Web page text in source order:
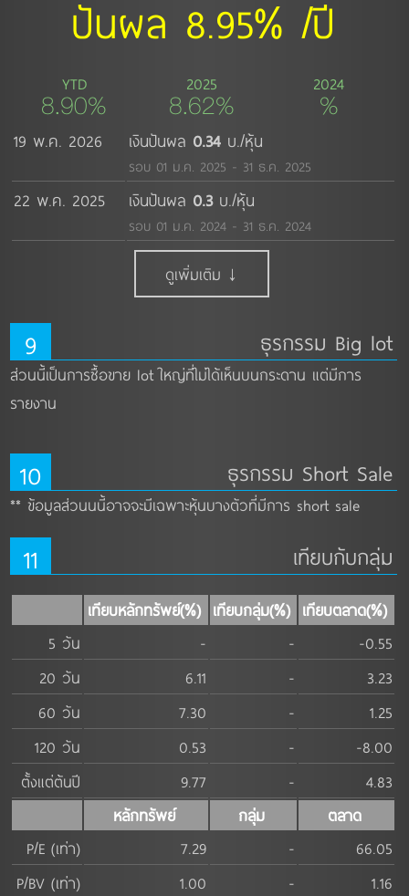
ปันผล 8.95% /ปี
YTD
8.90%
2025
8.62%
2024
%
19 พ.ค. 2026 เงินปันผล 0.34 บ./หุ้น
รอบ 01 ม.ค. 2025 - 31 ธ.ค. 2025
22 พ.ค. 2025 เงินปันผล 0.3บ./หุ้น
รอบ 01 ม.ค. 2024 - 31 ธ.ค. 2024
ดูเพิ่มเติม ↓
9 ธุรกรรม Big lot
ส่วนนี้เป็นการซื้อขาย lot ใหญ่ที่ไม่ได้เห็นบนกระดาน แต่มีการ
รายงาน
10 ธุรกรรม Short Sale
** ข้อมูลส่วนนนี้อาจจะมีเฉพาะหุ้นบางตัวที่มีการ short sale
11 เทียบกับกลุ่ม
เทียบหลักทรัพย์(%) เทียบกลุ่ม(%) เทียบตลาด(%)
5 วัน
- -
-0.55
20 วัน
6.11 -
3.23
60 วัน
7.30 -
1.25
120 วัน
0.53 -
-8.00
ตั้งแต่ต้นปี
9.77 -
4.83
หลักทรัพย์
กลุ่ม
ตลาด
P/E (เท่า)
7.29 -
66.05
P/BV (เท่า)
1.00 - 1.16